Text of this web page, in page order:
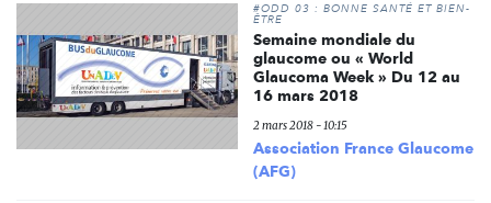
#ODD 03 : BONNE SANTÉ ET BIEN-
ÊTRE
Semaine mondiale du
glaucome ou « World
Glaucoma Week » Du 12 au
16 mars 2018
2 mars 2018 - 10:15
Association France Glaucome
(AFG)